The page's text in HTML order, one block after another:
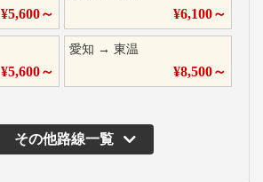
¥5,600～ ¥6,100～
¥5,600～
愛知 →東温
¥8,500～
その他路線一覧